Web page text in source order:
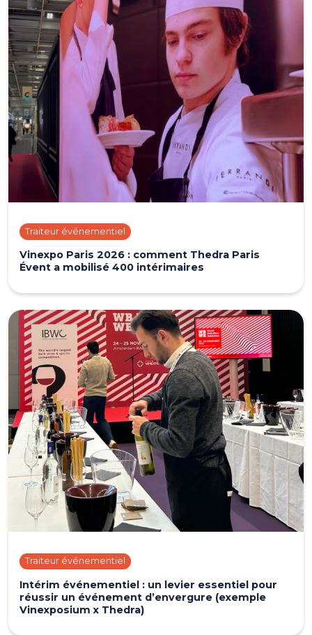
Traiteur événementiel
Vinexpo Paris 2026 : comment Thedra Paris
Évent a mobilisé 400 intérimaires
Traiteur événementiel
Intérim événementiel : un levier essentiel pour
réussir un événement d’envergure (exemple
Vinexposium x Thedra)